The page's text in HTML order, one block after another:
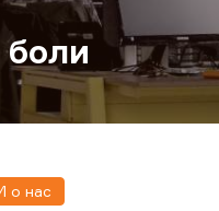
боли
о нас